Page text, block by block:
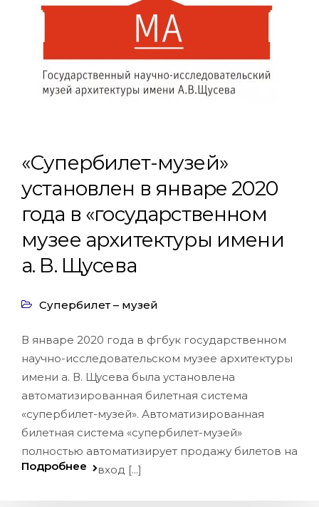
«Супербилет-музей»
установлен в январе 2020
года в «государственном
музее архитектуры имени
а. В. Щусева
Супербилет – музей
В январе 2020 года в фгбук государственном
научно-исследовательском музее архитектуры
имени а. В. Щусева была установлена
автоматизированная билетная система
«супербилет-музей». Автоматизированная
билетная система «супербилет-музей»
полностью автоматизирует продажу билетов на
вход [...]
Подробнее